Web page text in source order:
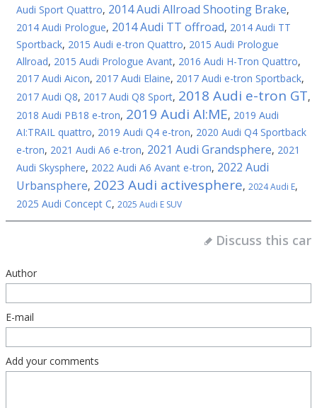
Audi Sport Quattro, 2014 Audi Allroad Shooting Brake,
2014 Audi Prologue, 2014 Audi TT offroad, 2014 Audi TT
Sportback, 2015 Audi e-tron Quattro, 2015 Audi Prologue
Allroad, 2015 Audi Prologue Avant, 2016 Audi H-Tron Quattro,
2017 Audi Aicon, 2017 Audi Elaine, 2017 Audi e-tron Sportback,
2017 Audi Q8, 2017 Audi Q8 Sport, 2018 Audi e-tron GT,
2018 Audi PB18 e-tron, 2019 Audi AI:ME, 2019 Audi
AI:TRAIL quattro, 2019 Audi Q4 e-tron, 2020 Audi Q4 Sportback
e-tron, 2021 Audi A6 e-tron, 2021 Audi Grandsphere, 2021
Audi Skysphere, 2022 Audi A6 Avant e-tron, 2022 Audi
Urbansphere, 2023 Audi activesphere, 2024 Audi E,
2025 Audi Concept C, 2025 Audi E SUV
Discuss this car
Author
E-mail
Add your comments